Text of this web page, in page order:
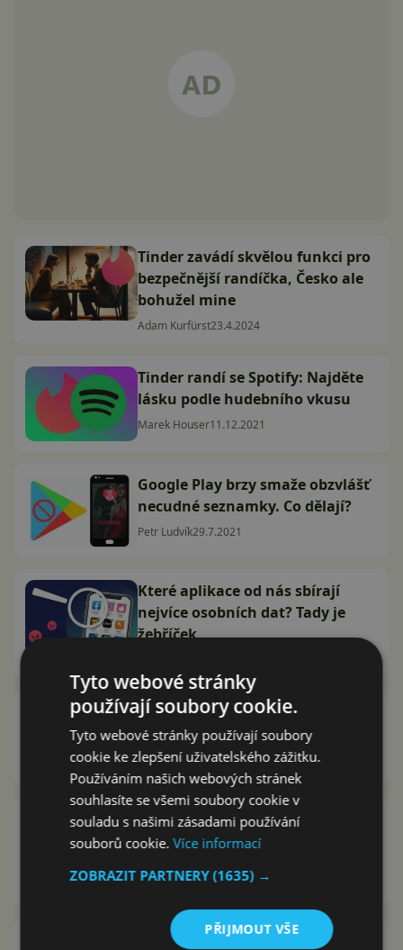
Tinder zavádí skvělou funkci pro
bezpečnější randíčka, Česko ale
bohužel mine
Adam Kurfürst23.4.2024
Tinder randí se Spotify: Najděte
lásku podle hudebního vkusu
Marek Houser11.12.2021
Google Play brzy smaže obzvlášť
necudné seznamky. Co dělají?
Petr Ludvík29.7.2021
Které aplikace od nás sbírají
nejvíce osobních dat? Tady je
žebříček
Tinder spustí videochat ve své
aplikaci
Filip Zatloukal7.5.2020
Facebook Dating přichází.
Pomůže lidem najít vysněného
6.9.2019
Seznamka Tinder bojuje s
Tyto webové stránky
používají soubory cookie.
Tyto webové stránky používají soubory
cookie ke zlepšení uživatelského zážitku.
Používáním našich webových stránek
souhlasíte se všemi soubory cookie v
souladu s našimi zásadami používání
souborů cookie.Více informací
ZOBRAZIT PARTNERY(1635) →
PŘIJMOUT VŠE